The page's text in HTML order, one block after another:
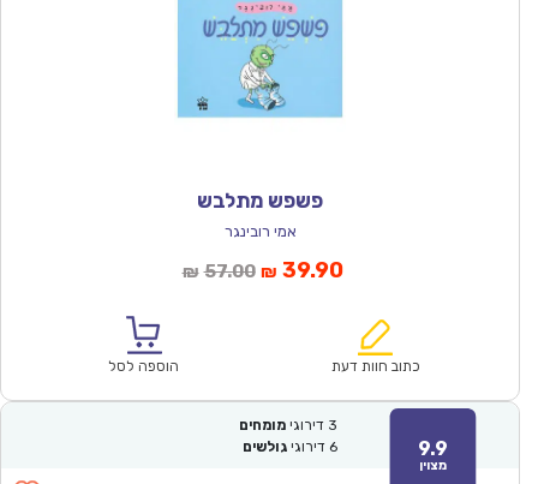
פשפש מתלבש
אמי רובינגר
₪ 57.00המחיר
₪57.00.
₪ 39.90המחיר
הוא:
כתוב חוות דעת הוספה לסל
9.9
מצוין
3 דירוגי מומחים
6 דירוגי גולשים